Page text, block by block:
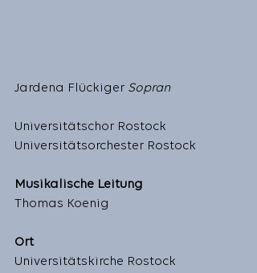
Jardena Flückiger Sopran
Universitätschor Rostock
Universitätsorchester Rostock
Musikalische Leitung
Thomas Koenig
Ort
Universitätskirche Rostock